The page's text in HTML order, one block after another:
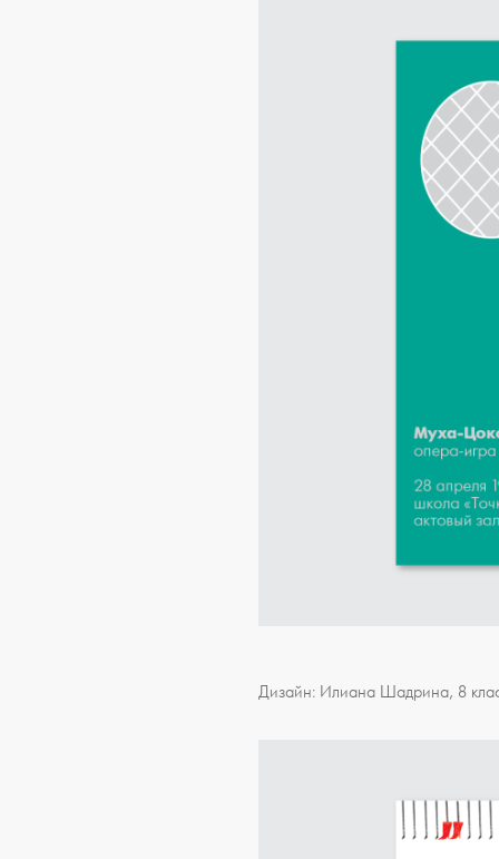
Дизайн: Илиана Шадрина, 8